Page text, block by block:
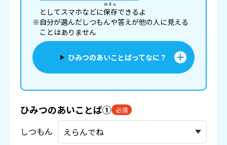
としてスマホなどに保存
ほぞん
できるよ
※自分が選んだしつもんや答えが他の人に見える
ことはありません
ひみつのあいことばってなに？
ひみつのあいことば① 必須
しつもん